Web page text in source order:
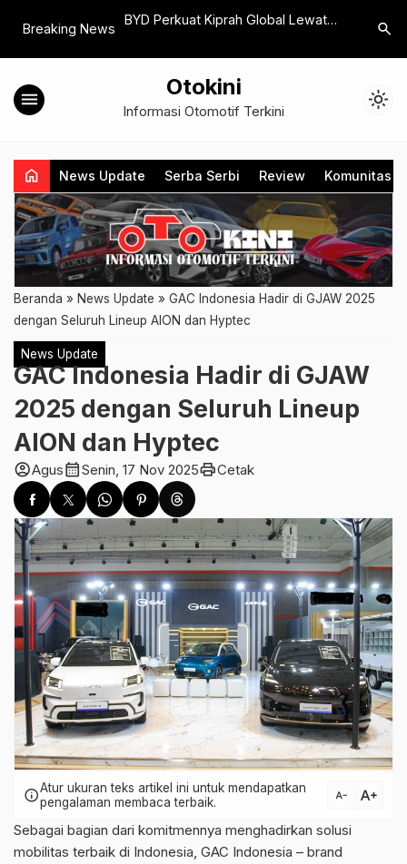
Breaking News
Cina ke Seluruh
BYD Perkuat Kiprah Global Lewat
Germain dan Manchester City
Isuzu
Sektor
search
menu Otokini
Informasi Otomotif Terkini light_mode
home News Update Serba Serbi Review Komunitas
Beranda » News Update » GAC Indonesia Hadir di GJAW 2025
dengan Seluruh Lineup AION dan Hyptec
News Update
GAC Indonesia Hadir di GJAW
2025 dengan Seluruh Lineup
AION dan Hyptec
account_circleAguscalendar_monthSenin, 17 Nov 2025printCetak
infoAtur ukuran teks artikel ini untuk mendapatkan
pengalaman membaca terbaik.
text_decrease text_increase
Sebagai bagian dari komitmennya menghadirkan solusi
mobilitas terbaik di Indonesia, GAC Indonesia – brand